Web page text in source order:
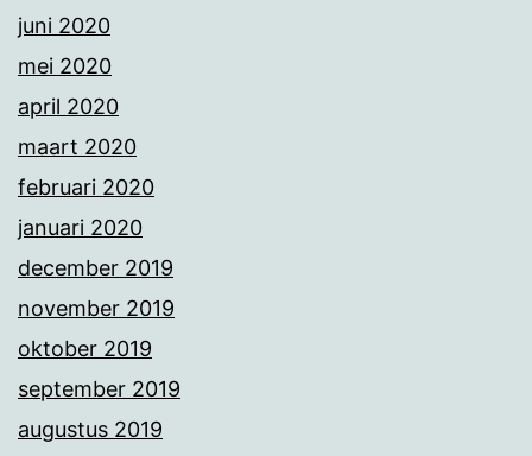
juni 2020
mei 2020
april 2020
maart 2020
februari 2020
januari 2020
december 2019
november 2019
oktober 2019
september 2019
augustus 2019